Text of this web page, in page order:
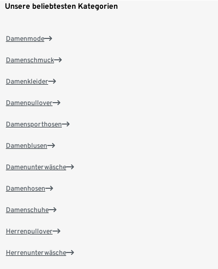
Unsere beliebtesten Kategorien
Damenmode
Damenschmuck
Damenkleider
Damenpullover
Damensporthosen
Damenblusen
Damenunterwäsche
Damenhosen
Damenschuhe
Herrenpullover
Herrenunterwäsche